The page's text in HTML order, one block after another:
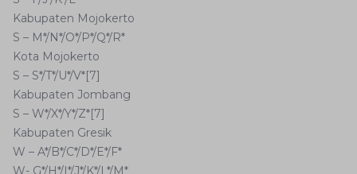
Kabupaten Mojokerto
S – M*/N*/O*/P*/Q*/R*
Kota Mojokerto
S – S*/T*/U*/V*[7]
Kabupaten Jombang
S – W*/X*/Y*/Z*[7]
Kabupaten Gresik
W – A*/B*/C*/D*/E*/F*